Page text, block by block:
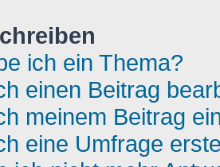
ich ein Thema?
einen Beitrag
meinem Beitrag
eine Umfrage